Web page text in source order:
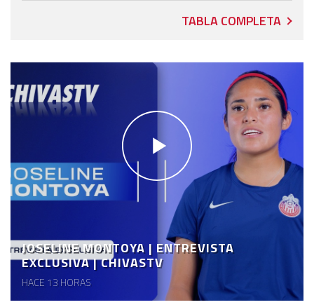
TABLA COMPLETA
JOSELINE MONTOYA | ENTREVISTA
EXCLUSIVA | CHIVASTV
HACE 13 HORAS